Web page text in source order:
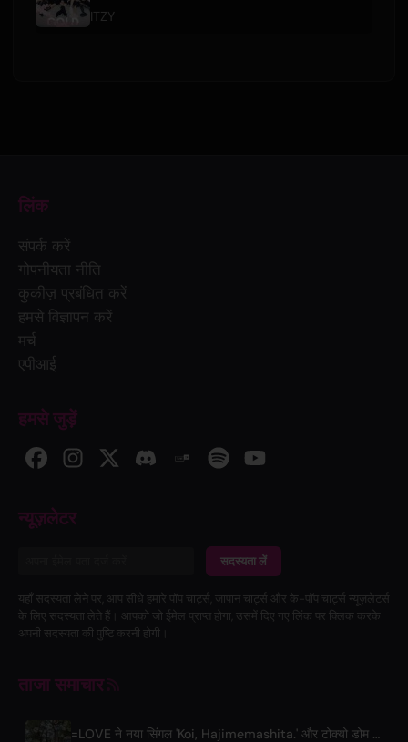
ITZY
लिंक
संपर्क करें
गोपनीयता नीति
कुकीज़ प्रबंधित करें
हमसे विज्ञापन करें
मर्च
एपीआई
हमसे जुड़ें
न्यूज़लेटर
सदस्यता लें
यहाँ सदस्यता लेने पर, आप सीधे हमारे पॉप चार्ट्स, जापान चार्ट्स और के-पॉप चार्ट्स न्यूज़लेटर्स
के लिए सदस्यता लेते हैं। आपको जो ईमेल प्राप्त होगा, उसमें दिए गए लिंक पर क्लिक करके
अपनी सदस्यता की पुष्टि करनी होगी।
ताजा समाचार
=LOVE ने नया सिंगल 'Koi, Hajimemashita.' और टोक्यो डोम कॉन्सर्ट्स की घोषणा की